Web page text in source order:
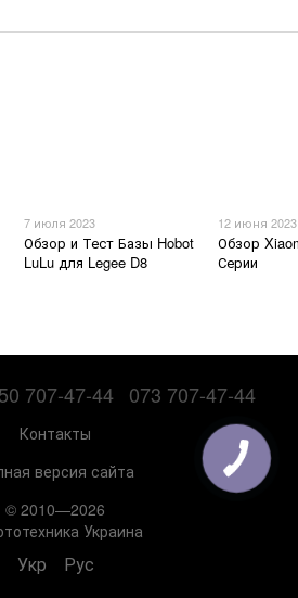
7 июля 2023
Обзор и Тест Базы Hobot
LuLu для Legee D8
12 июня 2023
Обзор
Серии
707-47-44 073 707-47-44
Контакты
версия сайта
© 2010—2026
Украина
Укр Рус